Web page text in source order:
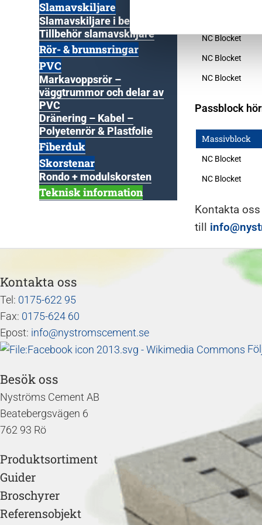
NC Blocket
NC Blocket
NC Blocket
Passblock
Massivblock
NC Blocket
NC Blocket
Kontakta
till
Slamavskiljare
Slamavskiljare i betong
Tillbehör slamavskiljare
Rör- & brunnsringar
PVC
Markavoppsrör –
väggtrummor och delar av
PVC
Dränering – Kabel –
Polyetenrör & Plastfolie
Fiberduk
Skorstenar
Rondo + modulskorsten
Teknisk information
Kontakta oss
Tel: 0175-622 95
Fax: 0175-624 60
Epost: info@nystromscement.se
Besök oss
Nyströms Cement AB
Beatebergsvägen 6
762 93 Rö
Produktsortiment
Guider
Broschyrer
Referensobjekt